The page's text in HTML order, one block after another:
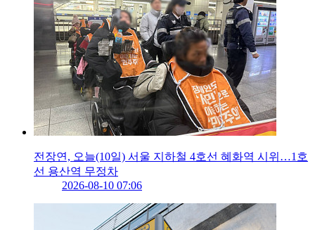
전장연, 오늘(10일) 서울 지하철 4호선 혜화역 시위…1호
선 용산역 무정차
2026-08-10 07:06